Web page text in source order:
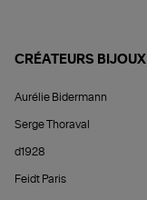
CRÉATEURS BIJOUX
Aurélie Bidermann
Serge Thoraval
d1928
Feidt Paris